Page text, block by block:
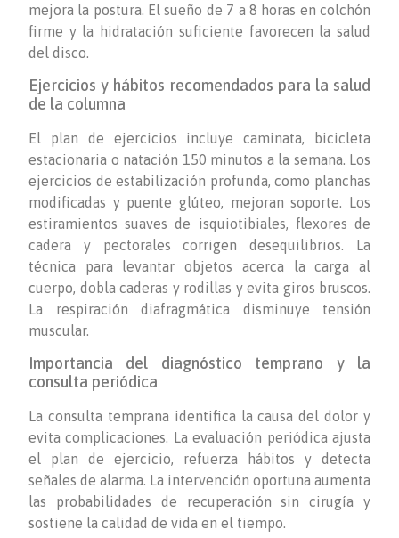
mejora la postura. El sueño de 7 a 8 horas en colchón
firme y la hidratación suficiente favorecen la salud
del disco.
Ejercicios y hábitos recomendados para la salud
de la columna
El plan de ejercicios incluye caminata, bicicleta
estacionaria o natación 150 minutos a la semana. Los
ejercicios de estabilización profunda, como planchas
modificadas y puente glúteo, mejoran soporte. Los
estiramientos suaves de isquiotibiales, flexores de
cadera y pectorales corrigen desequilibrios. La
técnica para levantar objetos acerca la carga al
cuerpo, dobla caderas y rodillas y evita giros bruscos.
La respiración diafragmática disminuye tensión
muscular.
Importancia del diagnóstico temprano y la
consulta periódica
La consulta temprana identifica la causa del dolor y
evita complicaciones. La evaluación periódica ajusta
el plan de ejercicio, refuerza hábitos y detecta
señales de alarma. La intervención oportuna aumenta
las probabilidades de recuperación sin cirugía y
sostiene la calidad de vida en el tiempo.